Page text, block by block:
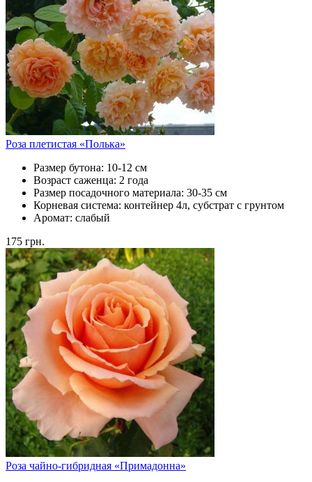
Роза плетистая «Полька»
Размер бутона: 10-12 см
Возраст саженца: 2 года
Размер посадочного материала: 30-35 см
Корневая система: контейнер 4л, субстрат с грунтом
Аромат: слабый
175 грн.
Роза чайно-гибридная «Примадонна»